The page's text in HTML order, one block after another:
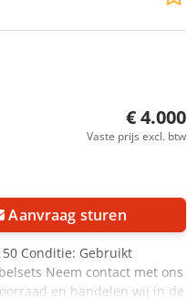
€ 4.000
Vaste prijs excl. btw
Aanvraag sturen
Conditie: Gebruikt
Neem contact met ons
en handelen wij in de